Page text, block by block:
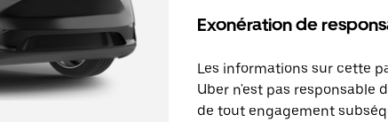
Exonération de
Les informations sur cette
Uber n'est pas responsable
de tout engagement